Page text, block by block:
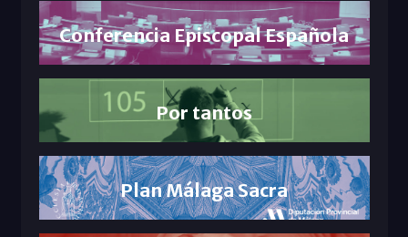
Conferencia Episcopal Española
Por tantos
Plan Málaga Sacra